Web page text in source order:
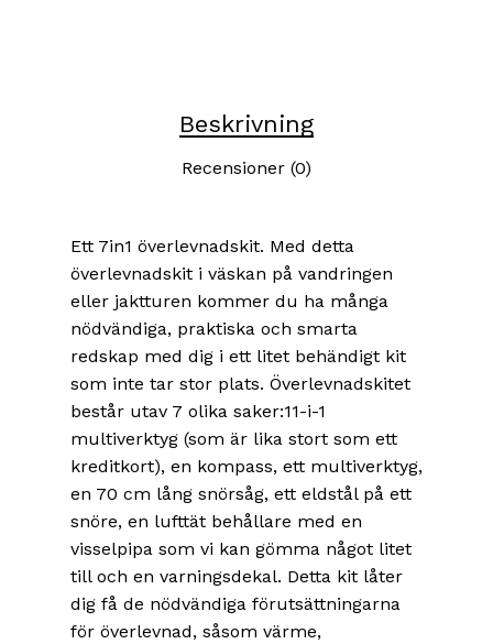
Beskrivning
Recensioner (0)
Ett 7in1 överlevnadskit. Med detta
överlevnadskit i väskan på vandringen
eller jaktturen kommer du ha många
nödvändiga, praktiska och smarta
redskap med dig i ett litet behändigt kit
som inte tar stor plats. Överlevnadskitet
består utav 7 olika saker:11-i-1
multiverktyg (som är lika stort som ett
kreditkort), en kompass, ett multiverktyg,
en 70 cm lång snörsåg, ett eldstål på ett
snöre, en lufttät behållare med en
visselpipa som vi kan gömma något litet
till och en varningsdekal. Detta kit låter
dig få de nödvändiga förutsättningarna
för överlevnad, såsom värme,